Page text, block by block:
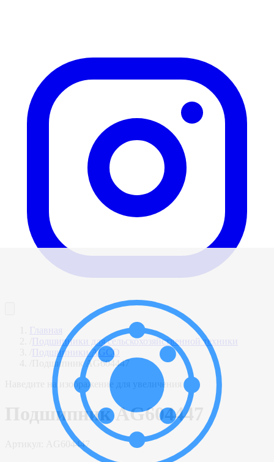
Главная
Подшипники для сельскохозяйственной техники
Подшипники AGCO
Подшипник AG604447
Наведите на изображение для увеличения
Подшипник AG604447
AG604447